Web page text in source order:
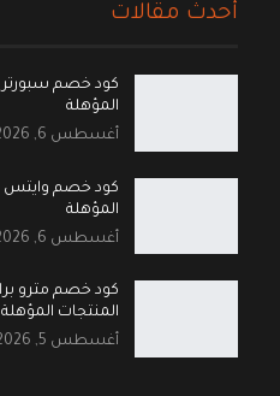
أحدث مقالات
المؤهلة
أغسطس 6, 2026
المؤهلة
أغسطس 6, 2026
المنتجات المؤهلة
أغسطس 5, 2026